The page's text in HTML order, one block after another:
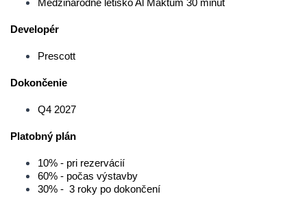
Medzinárodné letisko Al Maktúm 30 minút
Developér
Prescott
Dokončenie
Q4 2027
Platobný plán
10% - pri rezervácií
60% - počas výstavby
30% - 3 roky po dokončení